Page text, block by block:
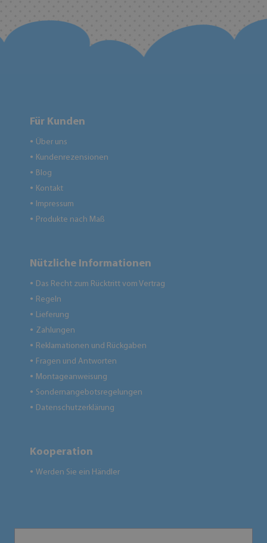
Für Kunden
● Über uns
● Kundenrezensionen
● Blog
● Kontakt
● Impressum
● Produkte nach Maß
Nützliche Informationen
● Das Recht zum Rücktritt vom Vertrag
● Regeln
● Lieferung
● Zahlungen
● Reklamationen und Rückgaben
● Fragen und Antworten
● Montageanweisung
● Sondernangebotsregelungen
● Datenschutzerklärung
Kooperation
● Werden Sie ein Händler